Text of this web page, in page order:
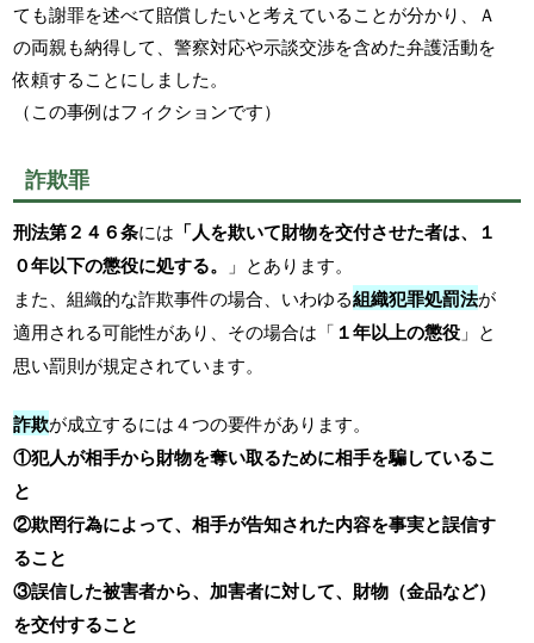
ても謝罪を述べて賠償したいと考えていることが分かり、Ａ
の両親も納得して、警察対応や示談交渉を含めた弁護活動を
依頼することにしました。
（この事例はフィクションです）
詐欺罪
刑法第２４６条には 「人を欺いて財物を交付させた者は、１
０年以下の懲役に処する。
」とあります。
また、組織的な詐欺事件の場合、いわゆる組織犯罪処罰法が
適用される可能性があり、その場合は「１年以上の懲役 」と
思い罰則が規定されています。
詐欺が成立するには４つの要件があります。
①犯人が相手から財物を奪い取るために相手を騙しているこ
と
②欺罔行為によって、相手が告知された内容を事実と誤信す
ること
③誤信した被害者から、加害者に対して、財物（金品など）
を交付すること